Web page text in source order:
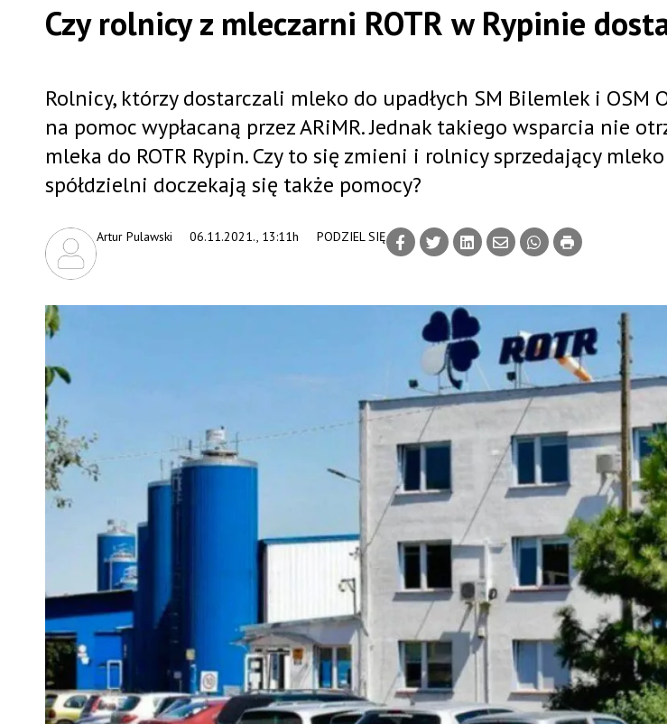
Czy rolnicy z mleczarni ROTR w Rypinie
06.11.2021., 13:11h
Artur Pulawski PODZIEL SIĘ
Rolnicy, którzy dostarczali mleko do upadłych SM Bilemlek i OSM
na pomoc wypłacaną przez ARiMR. Jednak takiego wsparcia nie
mleka do ROTR Rypin. Czy to się zmieni i rolnicy sprzedający
spółdzielni doczekają się także pomocy?